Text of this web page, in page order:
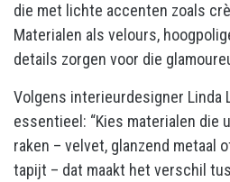
die met lichte accenten zoals
Materialen als velours,
details zorgen voor die
Volgens interieurdesigner Linda
essentieel: “Kies materialen die
raken – velvet, glanzend metaal
tapijt – dat maakt het verschil